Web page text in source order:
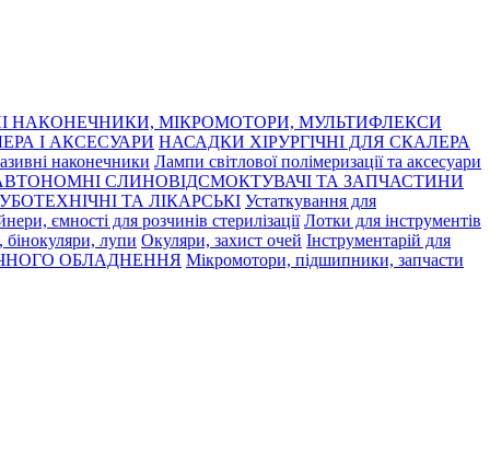
НАКОНЕЧНИКИ, МІКРОМОТОРИ, МУЛЬТИФЛЕКСИ
І АКСЕСУАРИ НАСАДКИ ХІРУРГІЧНІ ДЛЯ СКАЛЕРА
наконечники Лампи світлової полімеризації та аксесуари
СЛИНОВІДСМОКТУВАЧІ ТА ЗАПЧАСТИНИ
ТА ЛІКАРСЬКІ Устаткування для
ємності для розчинів стерилізації Лотки для інструментів
лупи Окуляри, захист очей Інструментарій для
ОБЛАДНЕННЯ Мікромотори, підшипники, запчасти